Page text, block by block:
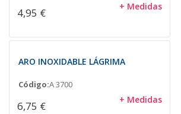
4,95 € + Medidas
ARO INOXIDABLE LÁGRIMA
Código:A 3700
6,75 € + Medidas